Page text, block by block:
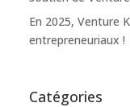
En 2025, Venture
entrepreneuriaux !
Catégories